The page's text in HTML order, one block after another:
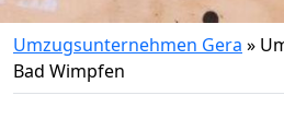
Umzugsunternehmen Gera »
Bad Wimpfen